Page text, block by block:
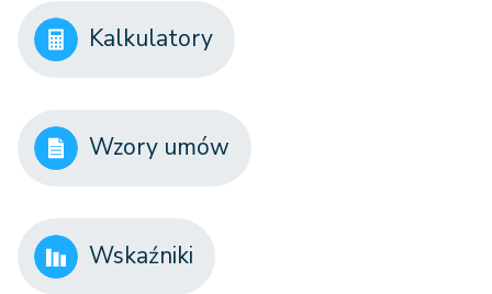
Kalkulatory
Wzory umów
Wskaźniki